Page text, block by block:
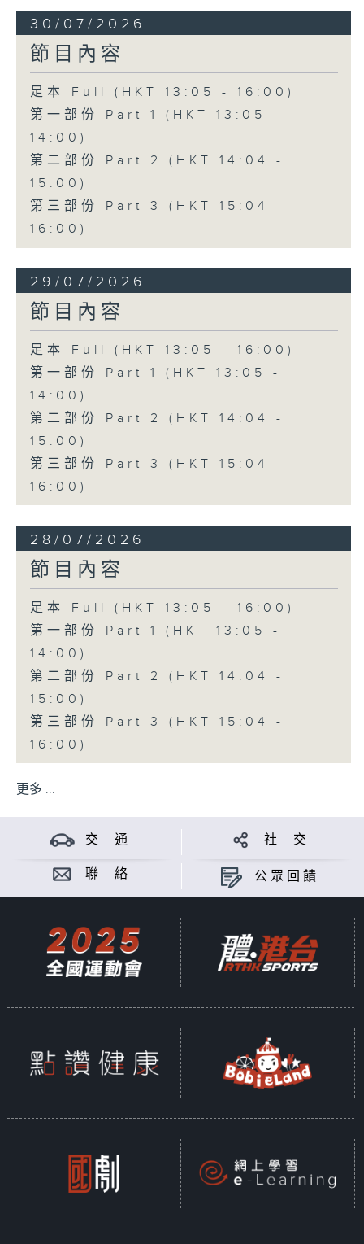
30/07/2026
節目內容
足本 Full (HKT 13:05 - 16:00)
第一部份 Part 1 (HKT 13:05 -
14:00)
第二部份 Part 2 (HKT 14:04 -
15:00)
第三部份 Part 3 (HKT 15:04 -
16:00)
29/07/2026
節目內容
足本 Full (HKT 13:05 - 16:00)
第一部份 Part 1 (HKT 13:05 -
14:00)
第二部份 Part 2 (HKT 14:04 -
15:00)
第三部份 Part 3 (HKT 15:04 -
16:00)
28/07/2026
節目內容
足本 Full (HKT 13:05 - 16:00)
第一部份 Part 1 (HKT 13:05 -
14:00)
第二部份 Part 2 (HKT 14:04 -
15:00)
第三部份 Part 3 (HKT 15:04 -
16:00)
更多 ...
交 通 社 交
聯 絡 公眾回饋